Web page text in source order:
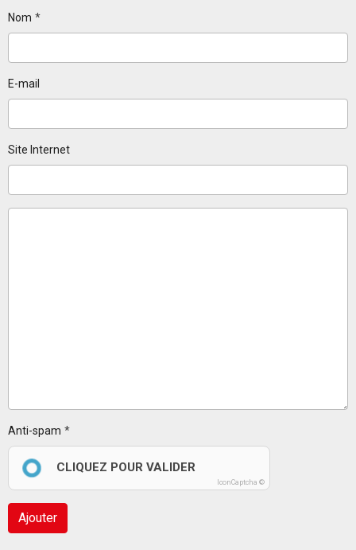
Nom
E-mail
Site Internet
Anti-spam
CLIQUEZ POUR VALIDER
IconCaptcha ©
Ajouter